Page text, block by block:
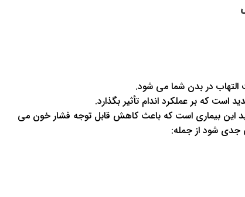
در بدن شما می شود.
که بر عملکرد اندام تأثیر بگذارد.
بیماری است که باعث کاهش قابل توجه فشار خون می
جدی شود از جمله: